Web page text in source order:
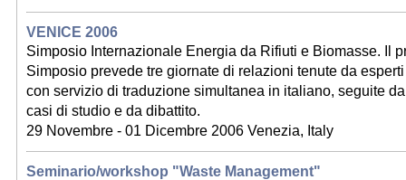
VENICE 2006
Simposio Internazionale Energia da Rifiuti e Biomasse. Il
Simposio prevede tre giornate di relazioni tenute da
con servizio di traduzione simultanea in italiano, seguite
casi di studio e da dibattito.
29 Novembre - 01 Dicembre 2006 Venezia, Italy
Seminario/workshop "Waste Management"